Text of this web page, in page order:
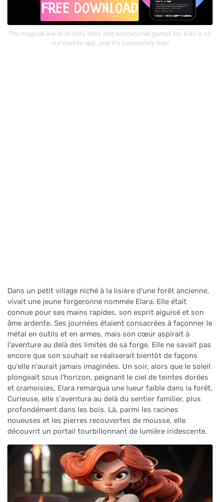
The magical world of fairy tales and educational games for kids is on
our mobile app, and it's completely free!
Dans un petit village niché à la lisière d'une forêt ancienne,
vivait une jeune forgeronne nommée Elara. Elle était
connue pour ses mains rapides, son esprit aiguisé et son
âme ardente. Ses journées étaient consacrées à façonner le
métal en outils et en armes, mais son cœur aspirait à
l'aventure au delà des limites de sa forge. Elle ne savait pas
encore que son souhait se réaliserait bientôt de façons
qu'elle n'aurait jamais imaginées. Un soir, alors que le soleil
plongeait sous l'horizon, peignant le ciel de teintes dorées
et cramoisies, Elara remarqua une lueur faible dans la forêt.
Curieuse, elle s'aventura au delà du sentier familier, plus
profondément dans les bois. Là, parmi les racines
noueuses et les pierres recouvertes de mousse, elle
découvrit un portail tourbillonnant de lumière iridescente.